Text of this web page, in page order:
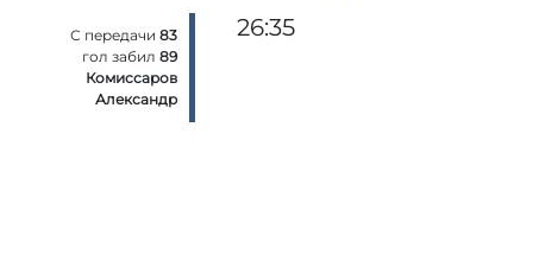
С передачи83
гол забил89
Комиссаров
Александр
26:35